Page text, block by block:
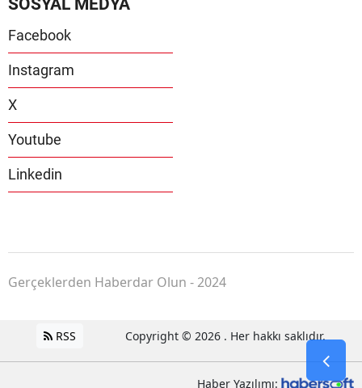
Facebook
Instagram
X
Youtube
Linkedin
Gerçeklerden Haberdar Olun - 2024
RSS Copyright © 2026 . Her hakkı saklıdır.
Haber Yazılımı: